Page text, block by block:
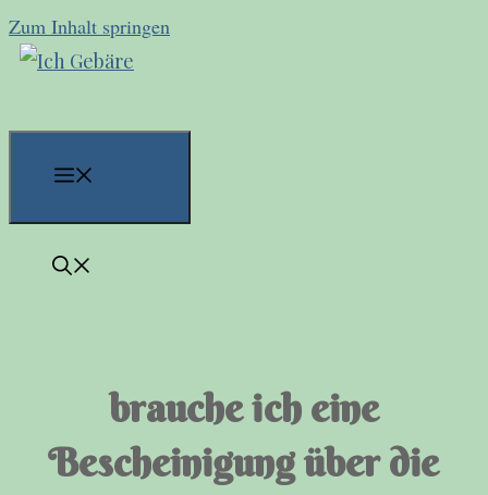
Zum Inhalt springen
brauche ich eine
Bescheinigung über die